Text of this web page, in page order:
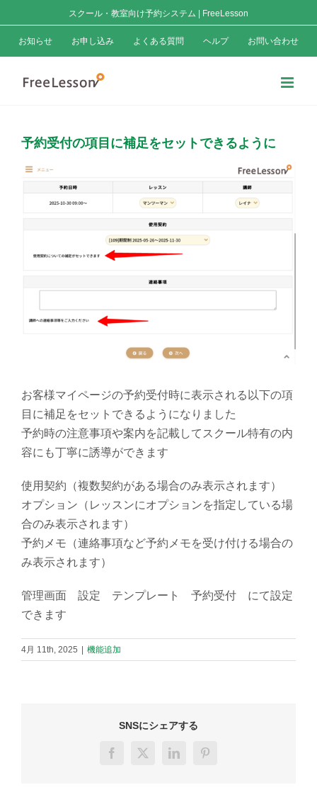
to
content
スクール・教室向け予約システム | FreeLesson
お知らせ お申し込み よくある質問 ヘルプ お問い合わせ
予約受付の項目に補足をセットできるように
View
Image
お客様マイページの予約受付時に表示される以下の項
目に補足をセットできるようになりました
予約時の注意事項や案内を記載してスクール特有の内
容にも丁寧に誘導ができます
使用契約（複数契約がある場合のみ表示されます）
オプション（レッスンにオプションを指定している場
合のみ表示されます）
予約メモ（連絡事項など予約メモを受け付ける場合の
み表示されます）
管理画面 設定 テンプレート 予約受付 にて設定
できます
4月 11th, 2025 | 機能追加
SNSにシェアする
Facebook
X LinkedInPinterest